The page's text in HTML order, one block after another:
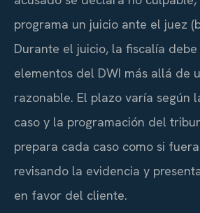
programa un juicio ante el juez (
Durante el juicio, la fiscalía
elementos del DWI más allá de
razonable. El plazo varía según
caso y la programación del
prepara cada caso como si
revisando la evidencia y
en favor del cliente.